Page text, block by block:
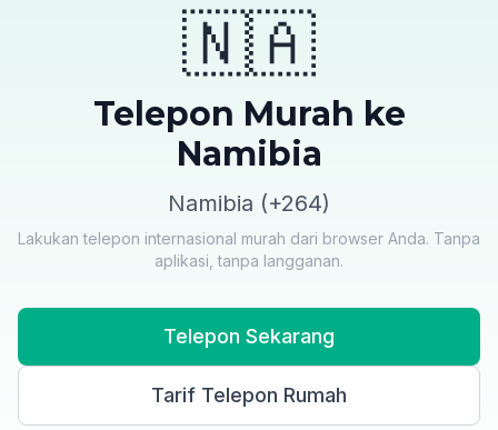
🇳🇦
Telepon Murah ke
Namibia
Namibia (+264)
Lakukan telepon internasional murah dari browser Anda. Tanpa
aplikasi, tanpa langganan.
Telepon Sekarang
Tarif Telepon Rumah